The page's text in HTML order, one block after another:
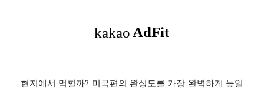
현지에서 먹힐까? 미국편의 완성도를 가장 완벽하게 높일